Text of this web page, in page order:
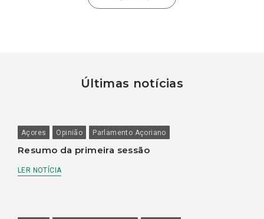
Últimas notícias
Açores Opinião Parlamento Açoriano
Resumo da primeira sessão
LER NOTÍCIA